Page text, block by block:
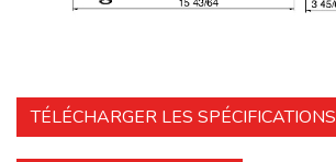
TÉLÉCHARGER LES SPÉCIFICATIONS